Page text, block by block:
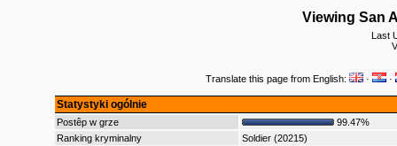
Viewing San
Last
Translate this page from English: · ·
Statystyki ogólnie
Postêp w grze
99.47%
Ranking kryminalny
Soldier (20215)